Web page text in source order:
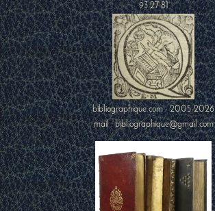
93 27 81
bibliographique.com - 2005-2026
mail : bibliographique@gmail.com